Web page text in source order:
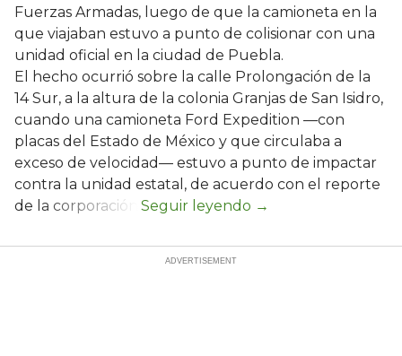
Fuerzas Armadas, luego de que la camioneta en la
que viajaban estuvo a punto de colisionar con una
unidad oficial en la ciudad de Puebla.
El hecho ocurrió sobre la calle Prolongación de la
14 Sur, a la altura de la colonia Granjas de San Isidro,
cuando una camioneta Ford Expedition —con
placas del Estado de México y que circulaba a
exceso de velocidad— estuvo a punto de impactar
contra la unidad estatal, de acuerdo con el reporte
de la corporación.